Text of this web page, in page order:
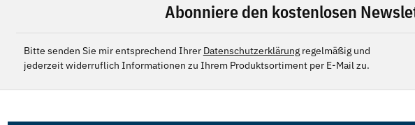
Abonniere den kostenlosen
Bitte senden Sie mir entsprechend Ihrer Datenschutzerklärungregelmäßig und
jederzeit widerruflich Informationen zu Ihrem Produktsortiment per E-Mail zu.